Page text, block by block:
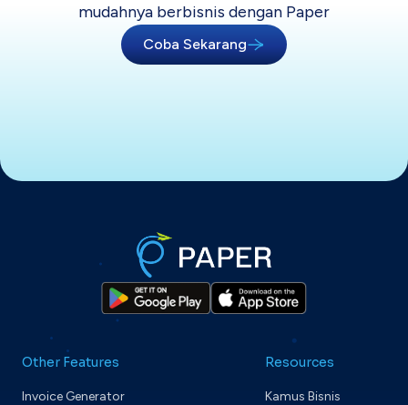
mudahnya berbisnis dengan Paper
Coba Sekarang
Other Features
Invoice Generator
Resources
Kamus Bisnis